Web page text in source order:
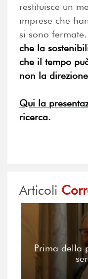
restituisce un
imprese che
si sono fermate.
che la
che il tempo
non la
Qui la
ricerca.
Articoli
Prima della